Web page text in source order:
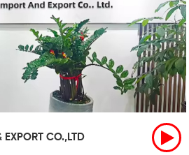
EXPORT CO.,LTD